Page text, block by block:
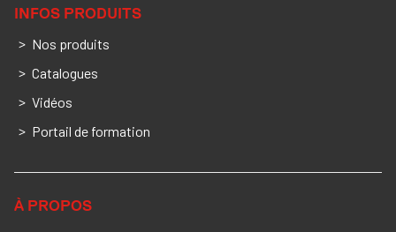
INFOS PRODUITS
Nos produits
Catalogues
Vidéos
Portail de formation
À PROPOS